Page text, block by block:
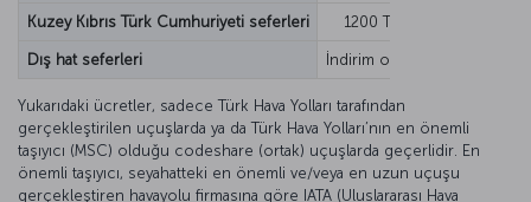
Kuzey Kıbrıs Türk Cumhuriyeti seferleri 1200 TRY
Dış hat seferleri İndirim oranı, güzergâh ve
Yukarıdaki ücretler, sadece Türk Hava Yolları tarafından
gerçekleştirilen uçuşlarda ya da Türk Hava Yolları’nın en önemli
taşıyıcı (MSC) olduğu codeshare (ortak) uçuşlarda geçerlidir. En
önemli taşıyıcı, seyahatteki en önemli ve/veya en uzun uçuşu
gerçekleştiren havayolu firmasına göre IATA (Uluslararası Hava